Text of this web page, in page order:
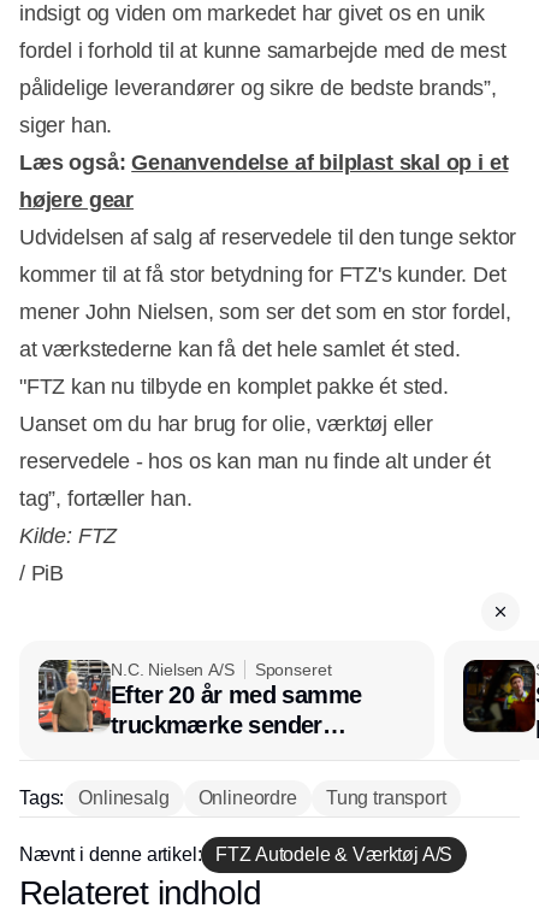
indsigt og viden om markedet har givet os en unik
fordel i forhold til at kunne samarbejde med de mest
pålidelige leverandører og sikre de bedste brands”,
siger han.
Læs også:Genanvendelse af bilplast skal op i et
højere gear
Udvidelsen af salg af reservedele til den tunge sektor
kommer til at få stor betydning for FTZ's kunder. Det
mener John Nielsen, som ser det som en stor fordel,
at værkstederne kan få det hele samlet ét sted.
"FTZ kan nu tilbyde en komplet pakke ét sted.
Uanset om du har brug for olie, værktøj eller
reservedele - hos os kan man nu finde alt under ét
tag”, fortæller han.
Kilde: FTZ
/ PiB
N.C. Nielsen A/S Sponseret
Efter 20 år med samme
truckmærke sender
lagerchef stafetten videre
hos INOX
Tags: Onlinesalg Onlineordre Tung transport
Nævnt i denne artikel: FTZ Autodele & Værktøj A/S
Annonce
Relateret indhold